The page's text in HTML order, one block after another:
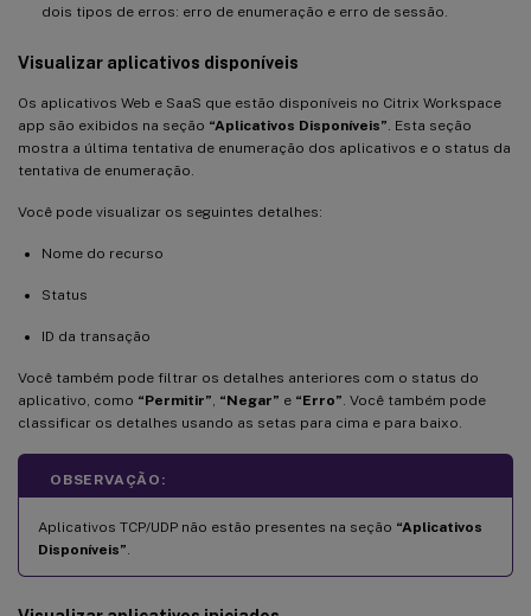
dois tipos de erros: erro de enumeração e erro de sessão.
Visualizar aplicativos disponíveis
Os aplicativos Web e SaaS que estão disponíveis no Citrix Workspace
app são exibidos na seção “Aplicativos Disponíveis”. Esta seção
mostra a última tentativa de enumeração dos aplicativos e o status da
tentativa de enumeração.
Você pode visualizar os seguintes detalhes:
Nome do recurso
Status
ID da transação
Você também pode filtrar os detalhes anteriores com o status do
aplicativo, como “Permitir”, “Negar” e “Erro”. Você também pode
classificar os detalhes usando as setas para cima e para baixo.
OBSERVAÇÃO:
Aplicativos TCP/UDP não estão presentes na seção “Aplicativos
Disponíveis”.